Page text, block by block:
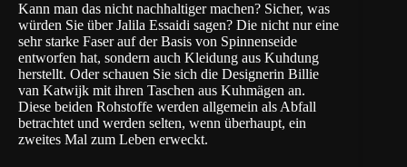
Kann man das nicht nachhaltiger machen? Sicher, was
würden Sie über Jalila Essaidi sagen? Die nicht nur eine
sehr starke Faser auf der Basis von Spinnenseide
entworfen hat, sondern auch Kleidung aus Kuhdung
herstellt. Oder schauen Sie sich die Designerin Billie
van Katwijk mit ihren Taschen aus Kuhmägen an.
Diese beiden Rohstoffe werden allgemein als Abfall
betrachtet und werden selten, wenn überhaupt, ein
zweites Mal zum Leben erweckt.